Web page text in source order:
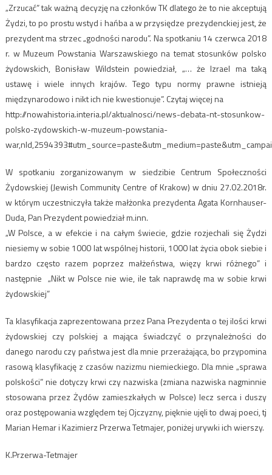
„Zrzucać” tak ważną decyzję na członków TK dlatego że to nie akceptują
Żydzi, to po prostu wstyd i hańba a w przysiędze prezydenckiej jest, że
prezydent ma strzec „godności narodu”. Na spotkaniu 14 czerwca 2018
r. w Muzeum Powstania Warszawskiego na temat stosunków polsko
żydowskich, Bonisław Wildstein powiedział, „… że Izrael ma taką
ustawę i wiele innych krajów. Tego typu normy prawne istnieją
międzynarodowo i nikt ich nie kwestionuje”. Czytaj więcej na
http://nowahistoria.interia.pl/aktualnosci/news-debata-nt-stosunkow-
polsko-zydowskich-w-muzeum-powstania-
W spotkaniu zorganizowanym w siedzibie Centrum Społeczności
Żydowskiej (Jewish Community Centre of Krakow) w dniu 27.02.2018r.
w którym uczestniczyła także małżonka prezydenta Agata Kornhauser-
Duda, Pan Prezydent powiedział m.inn.
„W Polsce, a w efekcie i na całym świecie, gdzie rozjechali się Żydzi
niesiemy w sobie 1000 lat wspólnej historii, 1000 lat życia obok siebie i
bardzo często razem poprzez małżeństwa, więzy krwi różnego” i
następnie „Nikt w Polsce nie wie, ile tak naprawdę ma w sobie krwi
żydowskiej”
Ta klasyfikacja zaprezentowana przez Pana Prezydenta o tej ilości krwi
żydowskiej czy polskiej a mająca świadczyć o przynależności do
danego narodu czy państwa jest dla mnie przerażająca, bo przypomina
rasową klasyfikację z czasów nazizmu niemieckiego. Dla mnie „sprawa
polskości” nie dotyczy krwi czy nazwiska (zmiana nazwiska nagminnie
stosowana przez Żydów zamieszkałych w Polsce) lecz serca i duszy
oraz postępowania względem tej Ojczyzny, pięknie ujęli to dwaj poeci, tj
Marian Hemar i Kazimierz Przerwa Tetmajer, poniżej urywki ich wierszy.
K.Przerwa-Tetmajer